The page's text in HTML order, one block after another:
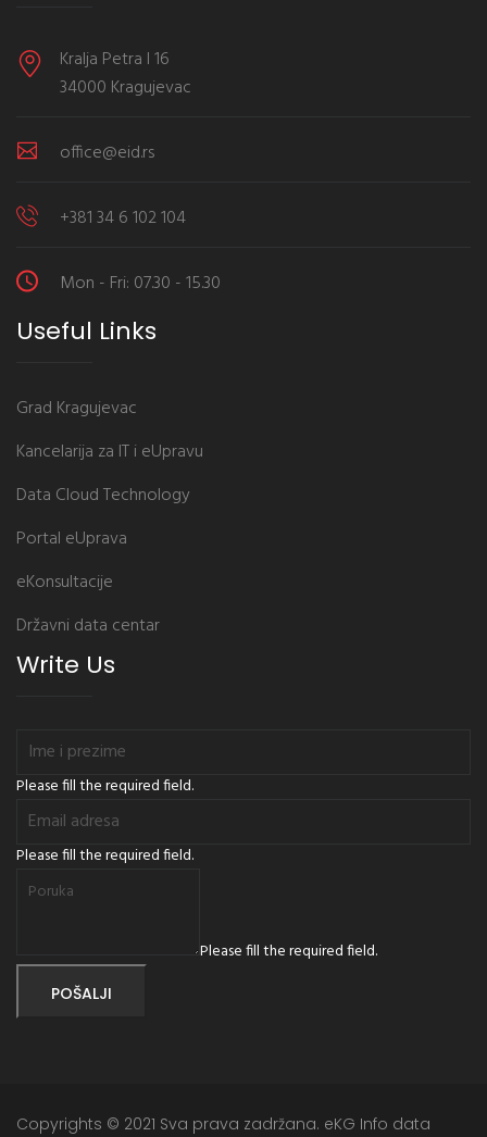
Kralja Petra I 16
34000 Kragujevac
office@eid.rs
+381 34 6 102 104
Mon - Fri: 07.30 - 15.30
Useful Links
Grad Kragujevac
Kancelarija za IT i eUpravu
Data Cloud Technology
Portal eUprava
eKonsultacije
Državni data centar
Write Us
Please fill the required field.
Please fill the required field.
Please fill the required field.
POŠALJI
Copyrights © 2021 Sva prava zadržana. eKG Info data